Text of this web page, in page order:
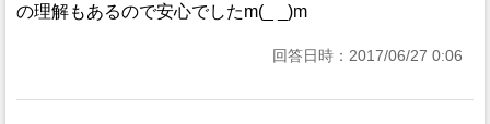
の理解もあるので安心でしたm(_ _)m
回答日時：2017/06/27 0:06